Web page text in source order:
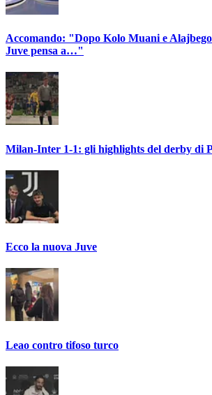
Accomando: "Dopo Kolo Muani e
Juve pensa a…"
Milan-Inter 1-1: gli highlights del derby di
Ecco la nuova Juve
Leao contro tifoso turco